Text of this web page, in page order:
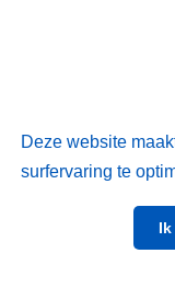
Deze website
surfervaring te